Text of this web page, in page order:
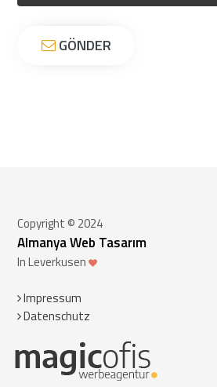
GÖNDER
Copyright © 2024
Almanya Web Tasarım
In Leverkusen
Impressum
Datenschutz